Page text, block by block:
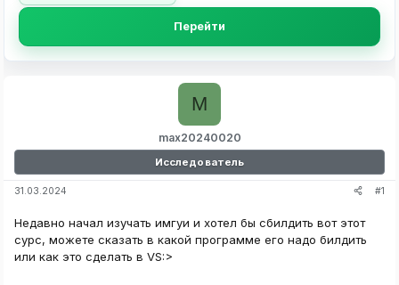
Перейти
max20240020
M
Исследователь
31.03.2024 #1
Недавно начал изучать имгуи и хотел бы сбилдить вот этот
сурс, можете сказать в какой программе его надо билдить
или как это сделать в VS:>